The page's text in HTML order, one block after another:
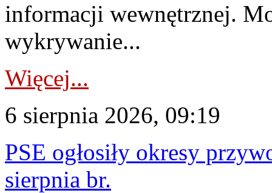
informacji wewnętrznej.
wykrywanie...
Więcej...
6 sierpnia 2026, 09:19
PSE ogłosiły okresy
sierpnia br.